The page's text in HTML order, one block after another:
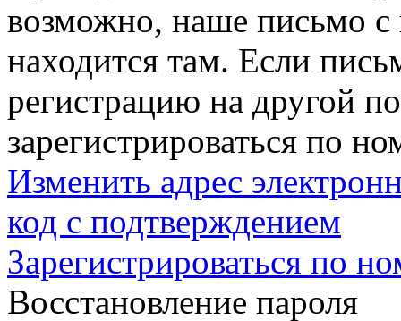
возможно, наше письмо с
находится там. Если
регистрацию на другой
зарегистрироваться по
Изменить адрес
код с подтверждением
Зарегистрироваться по
Восстановление пароля